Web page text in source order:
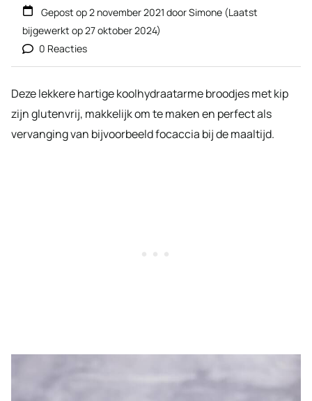
Gepost op2 november 2021 doorSimone (Laatst
bijgewerkt op27 oktober 2024)
0 Reacties
Deze lekkere hartige koolhydraatarme broodjes met kip
zijn glutenvrij, makkelijk om te maken en perfect als
vervanging van bijvoorbeeld focaccia bij de maaltijd.